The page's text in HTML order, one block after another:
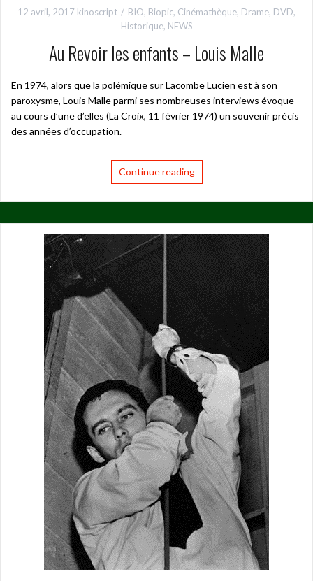
12 avril, 2017 kinoscript BIO, Biopic, Cinémathèque, Drame, DVD,
Historique, NEWS
Au Revoir les enfants – Louis Malle
En 1974, alors que la polémique sur Lacombe Lucien est à son
paroxysme, Louis Malle parmi ses nombreuses interviews évoque
au cours d’une d’elles (La Croix, 11 février 1974) un souvenir précis
des années d’occupation.
Continue reading